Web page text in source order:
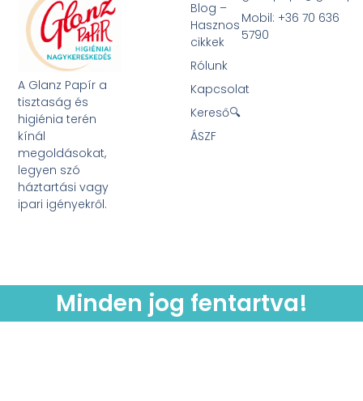
A Glanz Papír a
tisztaság és
higiénia terén
kínál
megoldásokat,
legyen szó
háztartási vagy
ipari igényekről.
Blog –
Hasznos
cikkek
Rólunk
Kapcsolat
Kereső🔍
ÁSZF
Mobil: +36 70 636
5790
Minden jog fentartva!